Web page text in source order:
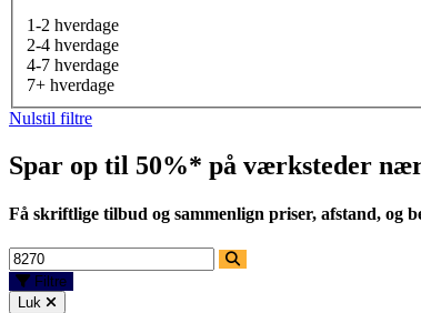
1-2 hverdage
2-4 hverdage
4-7 hverdage
7+ hverdage
Nulstil filtre
Spar op til 50%* på værksteder
Få skriftlige tilbud og sammenlign priser, afstand, og
Filtre
Luk